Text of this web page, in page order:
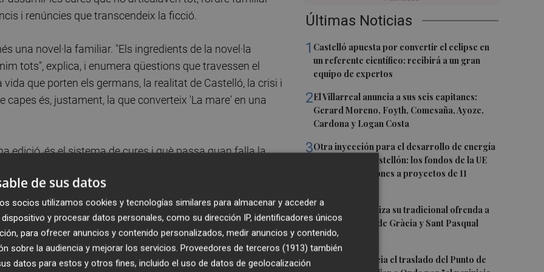
Últimas Noticias
1 Castelló apuesta por convertir el eclipse en
un referente científico: recibirá a un gran
equipo de expertos
2El Villarreal anuncia a sus seis capitanes:
Gerard Moreno, Foyth, Comesaña, Ayoze,
Cardona y Logan Costa
3Otra inyección para el desarrollo de energía
renovable en Castellón: los fondos de la UE
destinan 19 millones a proyectos de 11
4 El Villarreal realiza su tradicional ofrenda a
la Mare de Déu de Gràcia y Sant Pasqual
Baylón
5
Vila-real denuncia el traslado del Punto de
i renúncies que transcendeix la ficció.
una novel·la familiar. "Els ingredients de la novel·la
tots", explica, i enumera qüestions que travessen el
vida que porten els germans, la realitat de Castelló, la crisi i
és, justament, la que converteix 'La mare' en una
edició, és el sistema de cures i què passa quan falla la
reflexiona. I remata amb una frase que resumeix
absolut en una casa es produïx".
sense caure en el pamflet. La denúncia hi és, però mai en
admet en conversació ambCastellón Plaza.
de sus datos
socios utilizamos cookies y tecnologías similares para almacenar y acceder a
y procesar datos personales, como su dirección IP, identificadores únicos
para ofrecer anuncios y contenido personalizados, medir anuncios y contenido,
sobre la audiencia y mejorar los servicios. Proveedores de terceros (1913) también
datos para estos y otros fines, incluido el uso de datos de geolocalización